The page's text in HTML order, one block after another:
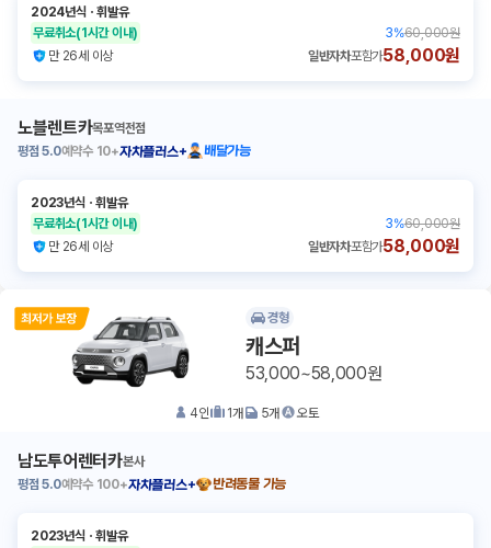
2024년식 ㆍ휘발유
무료취소(1시간 이내) 3%60,000원
만 26세 이상
일반자차포함가58,000원
노블렌트카목포역전점
평점 5.0예약수 10+자차플러스+ 배달가능
2023년식 ㆍ휘발유
무료취소(1시간 이내) 3%60,000원
만 26세 이상
일반자차포함가58,000원
경형
캐스퍼
53,000~58,000원
4인 1개 5개 오토
남도투어렌터카본사
평점 5.0예약수 100+자차플러스+ 반려동물 가능
2023년식 ㆍ휘발유